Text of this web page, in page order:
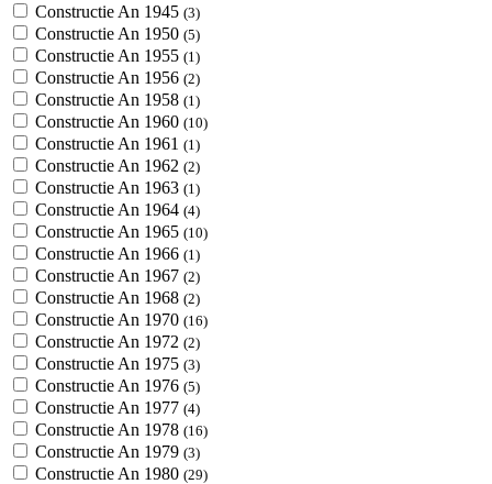
Constructie An 1945 (3)
Constructie An 1950 (5)
Constructie An 1955 (1)
Constructie An 1956 (2)
Constructie An 1958 (1)
Constructie An 1960 (10)
Constructie An 1961 (1)
Constructie An 1962 (2)
Constructie An 1963 (1)
Constructie An 1964 (4)
Constructie An 1965 (10)
Constructie An 1966 (1)
Constructie An 1967 (2)
Constructie An 1968 (2)
Constructie An 1970 (16)
Constructie An 1972 (2)
Constructie An 1975 (3)
Constructie An 1976 (5)
Constructie An 1977 (4)
Constructie An 1978 (16)
Constructie An 1979 (3)
Constructie An 1980 (29)